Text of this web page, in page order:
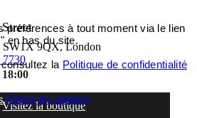
SW1X 9QX, London
7730
18:00
Visitez la boutique
préférences à tout moment via le lien
en bas du site.
la Politique de confidentialité
Gérer les options